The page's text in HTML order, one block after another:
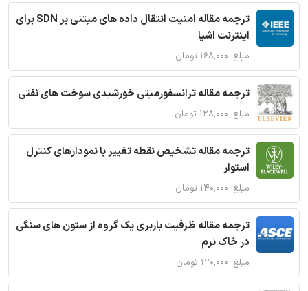
ترجمه مقاله امنیت انتقال داده های مبتنی بر SDN برای
اینترنت اشیا
مبلغ: ۱۶۸,۰۰۰ تومان
ترجمه مقاله ترانسفورمیتی خورشیدی سوخت های نفتی
مبلغ: ۱۲۸,۰۰۰ تومان
ترجمه مقاله تشخیص نقطه تغییر با نمودارهای کنترل
استوار
مبلغ: ۱۴۰,۰۰۰ تومان
ترجمه مقاله ظرفیت باربری یک گروه از ستون های سنگی
در خاک نرم
مبلغ: ۱۲۰,۰۰۰ تومان